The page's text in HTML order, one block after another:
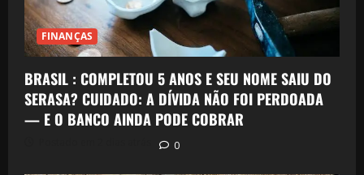
FINANÇAS
BRASIL : COMPLETOU 5 ANOS E SEU NOME SAIU DO
SERASA? CUIDADO: A DÍVIDA NÃO FOI PERDOADA
— E O BANCO AINDA PODE COBRAR
0